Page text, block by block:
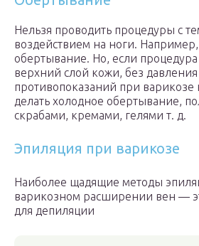
Нельзя проводить процедуры с
воздействием на ноги. Например,
обертывание. Но, если процедура
верхний слой кожи, без давления
противопоказаний при
делать холодное обертывание,
скрабами, кремами, гелями т. д.
Эпиляция при варикозе
Наиболее щадящие методы
варикозном расширении вен —
для депиляции